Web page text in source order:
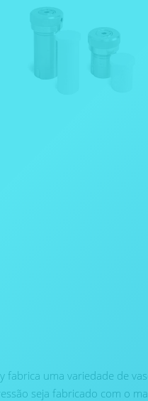
fabrica uma variedade de
seja fabricado com o